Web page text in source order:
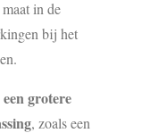
in de
bij het
grotere
, zoals een